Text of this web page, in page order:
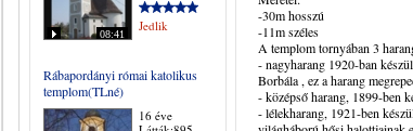
08:41
Jedlik
Rábapordányi római katolikus
templom(TLné)
16 éve
-30m hosszú
-11m széles
A templom tornyában 3
- nagyharang 1920-ban
Borbála , ez a harang
- középső harang, 1899-ben
- lélekharang, 1921-ben